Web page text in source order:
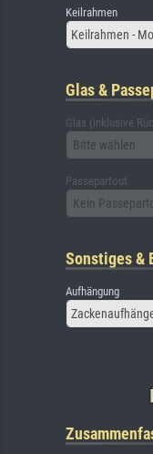
Keilrahmen
Keilrahmen -
Glas &
Glas (inklusive
Bitte wählen
Passepartout
Kein
Sonstiges &
Aufhängung